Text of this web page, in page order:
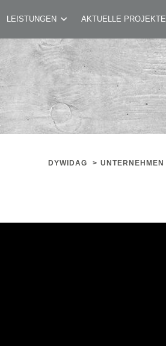
LEISTUNGEN AKTUELLE PROJEKTE
DYWIDAG > UNTERNEHMEN